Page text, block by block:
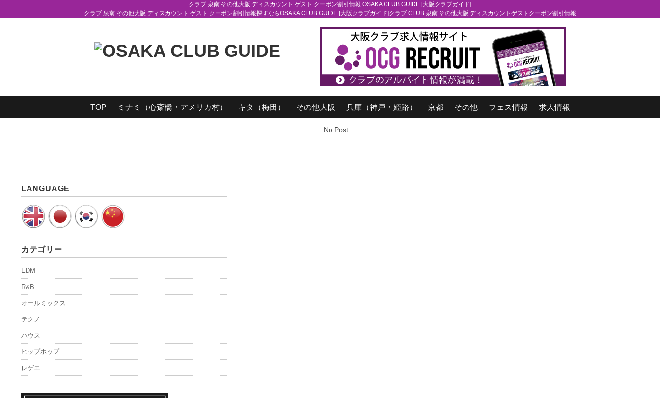
クラブ 泉南 その他大阪 ディスカウント ゲスト クーポン割引情報 OSAKA CLUB GUIDE [大阪クラブガイド]
クラブ 泉南 その他大阪 ディスカウント ゲスト クーポン割引情報探すならOSAKA CLUB GUIDE [大阪クラブガイド]クラブ CLUB 泉南 その他大阪 ディスカウントゲストクーポン割引情報
TOP ミナミ（心斎橋・アメリカ村） キタ（梅田） その他大阪 兵庫（神戸・姫路） 京都 その他 フェス情報 求人情報
No Post.
LANGUAGE
カテゴリー
EDM
R&B
オールミックス
テクノ
ハウス
ヒップホップ
レゲエ